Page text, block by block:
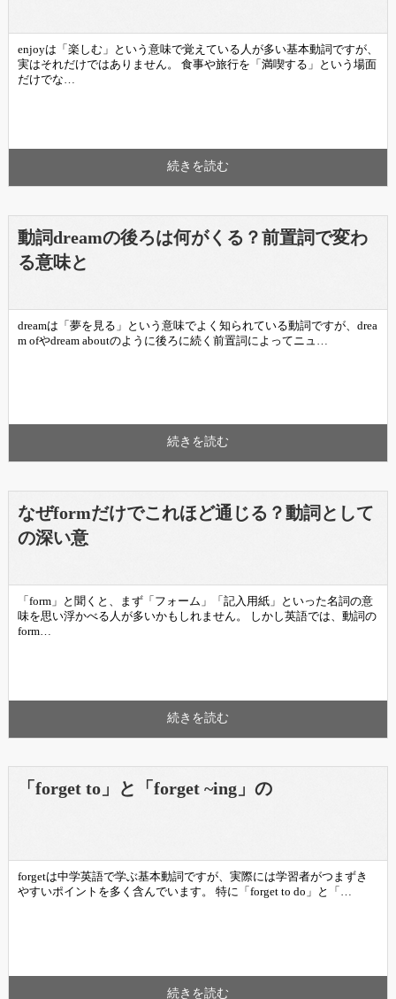
enjoyは「楽しむ」という意味で覚えている人が多い基本動詞ですが、
実はそれだけではありません。 食事や旅行を「満喫する」という場面
だけでな…
続きを読む
動詞dreamの後ろは何がくる？前置詞で変わ
る意味と
dreamは「夢を見る」という意味でよく知られている動詞ですが、drea
m ofやdream aboutのように後ろに続く前置詞によってニュ…
続きを読む
なぜformだけでこれほど通じる？動詞として
の深い意
「form」と聞くと、まず「フォーム」「記入用紙」といった名詞の意
味を思い浮かべる人が多いかもしれません。 しかし英語では、動詞の
form…
続きを読む
「forget to」と「forget ~ing」の
forgetは中学英語で学ぶ基本動詞ですが、実際には学習者がつまずき
やすいポイントを多く含んでいます。 特に「forget to do」と「…
続きを読む